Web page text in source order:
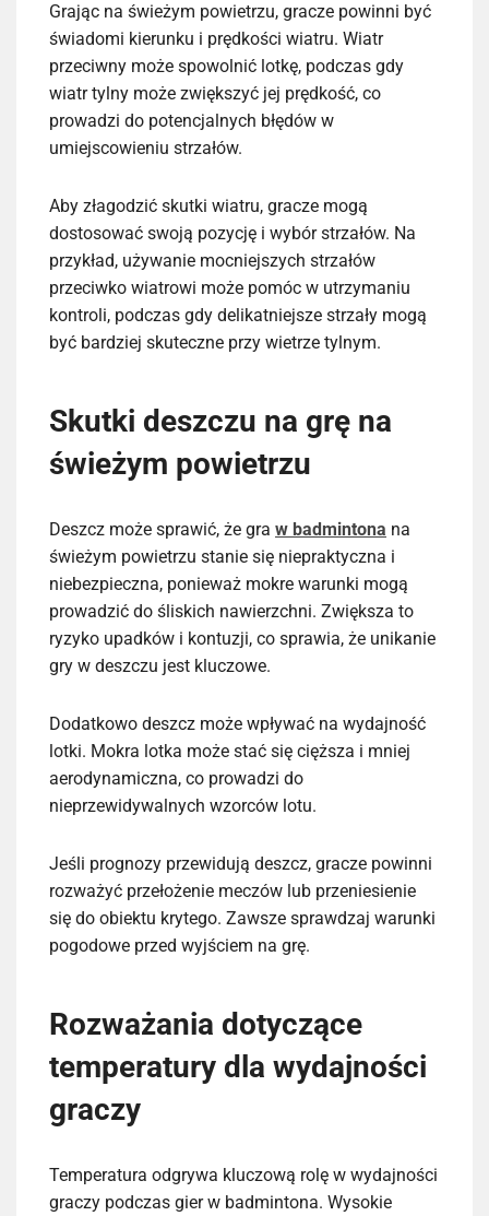
Grając na świeżym powietrzu, gracze powinni być
świadomi kierunku i prędkości wiatru. Wiatr
przeciwny może spowolnić lotkę, podczas gdy
wiatr tylny może zwiększyć jej prędkość, co
prowadzi do potencjalnych błędów w
umiejscowieniu strzałów.
Aby złagodzić skutki wiatru, gracze mogą
dostosować swoją pozycję i wybór strzałów. Na
przykład, używanie mocniejszych strzałów
przeciwko wiatrowi może pomóc w utrzymaniu
kontroli, podczas gdy delikatniejsze strzały mogą
być bardziej skuteczne przy wietrze tylnym.
Skutki deszczu na grę na
świeżym powietrzu
Deszcz może sprawić, że gra w badmintona na
świeżym powietrzu stanie się niepraktyczna i
niebezpieczna, ponieważ mokre warunki mogą
prowadzić do śliskich nawierzchni. Zwiększa to
ryzyko upadków i kontuzji, co sprawia, że unikanie
gry w deszczu jest kluczowe.
Dodatkowo deszcz może wpływać na wydajność
lotki. Mokra lotka może stać się cięższa i mniej
aerodynamiczna, co prowadzi do
nieprzewidywalnych wzorców lotu.
Jeśli prognozy przewidują deszcz, gracze powinni
rozważyć przełożenie meczów lub przeniesienie
się do obiektu krytego. Zawsze sprawdzaj warunki
pogodowe przed wyjściem na grę.
Rozważania dotyczące
temperatury dla wydajności
graczy
Temperatura odgrywa kluczową rolę w wydajności
graczy podczas gier w badmintona. Wysokie